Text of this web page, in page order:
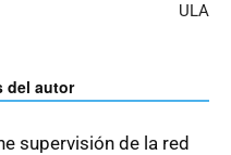
ULA
del autor
supervisión de la red